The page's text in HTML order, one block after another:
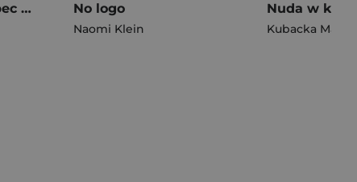
Młody ksiądz wobec wyzwań komunikacyjnych No logo
Naomi Klein Kubacka